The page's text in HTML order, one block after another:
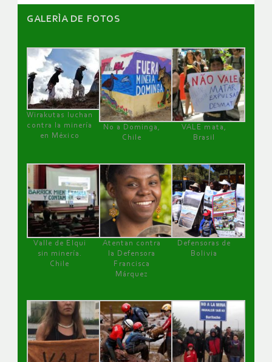
GALERÌA DE FOTOS
Wirakutas luchan
contra la minería
en México
No a Dominga,
Chile
VALE mata,
Brasil
Valle de Elqui
sin minería.
Chile
Atentan contra
la Defensora
Francisca
Márquez
Defensoras de
Bolivia